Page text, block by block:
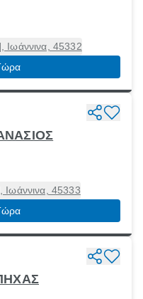
Ιωάννινα, 45332
45333